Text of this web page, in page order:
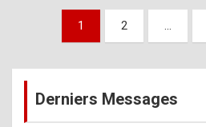
a
Pagination
publications
1 2 …
Derniers Messages